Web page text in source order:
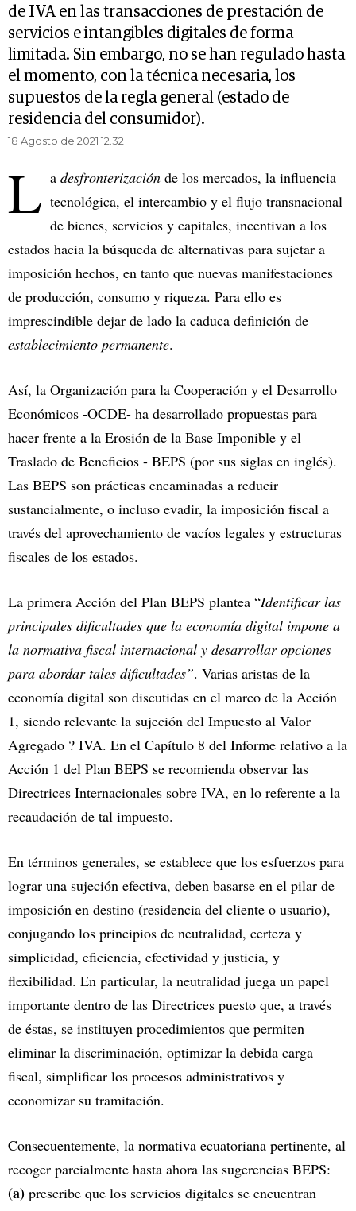
de IVA en las transacciones de prestación de
servicios e intangibles digitales de forma
limitada. Sin embargo, no se han regulado hasta
el momento, con la técnica necesaria, los
supuestos de la regla general (estado de
residencia del consumidor).
18 Agosto de 2021 12.32
L a desfronterización de los mercados, la influencia
tecnológica, el intercambio y el flujo transnacional
de bienes, servicios y capitales, incentivan a los
estados hacia la búsqueda de alternativas para sujetar a
imposición hechos, en tanto que nuevas manifestaciones
de producción, consumo y riqueza. Para ello es
imprescindible dejar de lado la caduca definición de
establecimiento permanente.
Así, la Organización para la Cooperación y el Desarrollo
Económicos -OCDE- ha desarrollado propuestas para
hacer frente a la Erosión de la Base Imponible y el
Traslado de Beneficios - BEPS (por sus siglas en inglés).
Las BEPS son prácticas encaminadas a reducir
sustancialmente, o incluso evadir, la imposición fiscal a
través del aprovechamiento de vacíos legales y estructuras
fiscales de los estados.
La primera Acción del Plan BEPS plantea “Identificar las
principales dificultades que la economía digital impone a
la normativa fiscal internacional y desarrollar opciones
para abordar tales dificultades”. Varias aristas de la
economía digital son discutidas en el marco de la Acción
1, siendo relevante la sujeción del Impuesto al Valor
Agregado ? IVA. En el Capítulo 8 del Informe relativo a la
Acción 1 del Plan BEPS se recomienda observar las
Directrices Internacionales sobre IVA, en lo referente a la
recaudación de tal impuesto.
En términos generales, se establece que los esfuerzos para
lograr una sujeción efectiva, deben basarse en el pilar de
imposición en destino (residencia del cliente o usuario),
conjugando los principios de neutralidad, certeza y
simplicidad, eficiencia, efectividad y justicia, y
flexibilidad. En particular, la neutralidad juega un papel
importante dentro de las Directrices puesto que, a través
de éstas, se instituyen procedimientos que permiten
eliminar la discriminación, optimizar la debida carga
fiscal, simplificar los procesos administrativos y
economizar su tramitación.
Consecuentemente, la normativa ecuatoriana pertinente, al
recoger parcialmente hasta ahora las sugerencias BEPS:
(a) prescribe que los servicios digitales se encuentran